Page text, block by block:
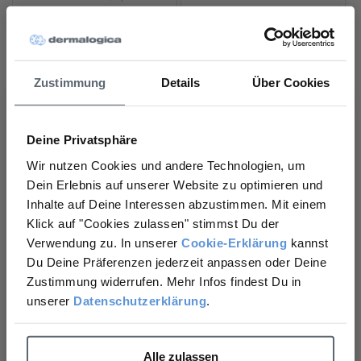
Zustimmung Details Über Cookies
Deine Privatsphäre
Wir nutzen Cookies und andere Technologien, um
Dein Erlebnis auf unserer Website zu optimieren und
Inhalte auf Deine Interessen abzustimmen. Mit einem
Klick auf "Cookies zulassen" stimmst Du der
Verwendung zu. In unserer Cookie-Erklärung kannst
Du Deine Präferenzen jederzeit anpassen oder Deine
Zustimmung widerrufen. Mehr Infos findest Du in
unserer Datenschutzerklärung
Alle zulassen
Normaler
Preis
49,00€
Bekämpft Unreinheiten und
Zeichen der Hautalterung
Normaler
Preis
89,00€
GRUNDPREIS
2.966,67€ PRO
L
Möchtest Du einen 10% Rabatt
auf Deine nächste Bestellung?
Ja, gerne!